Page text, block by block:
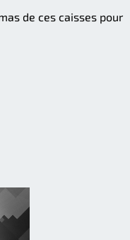
de ces caisses pour